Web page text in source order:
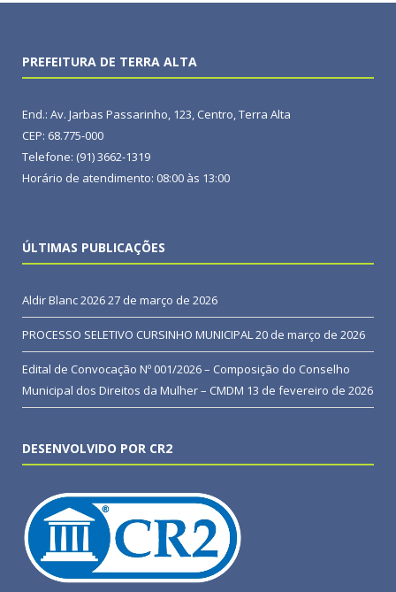
PREFEITURA DE TERRA ALTA
End.: Av. Jarbas Passarinho, 123, Centro, Terra Alta
CEP: 68.775-000
Telefone: (91) 3662-1319
Horário de atendimento: 08:00 às 13:00
ÚLTIMAS PUBLICAÇÕES
Aldir Blanc 202627 de março de 2026
PROCESSO SELETIVO CURSINHO MUNICIPAL20 de março de 2026
Edital de Convocação Nº 001/2026 – Composição do Conselho
Municipal dos Direitos da Mulher – CMDM 13 de fevereiro de 2026
DESENVOLVIDO POR CR2